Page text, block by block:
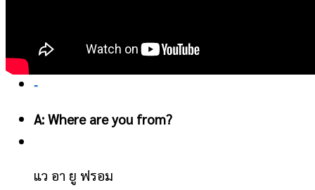
-
A: Where are you from?
แว อา ยู ฟรอม